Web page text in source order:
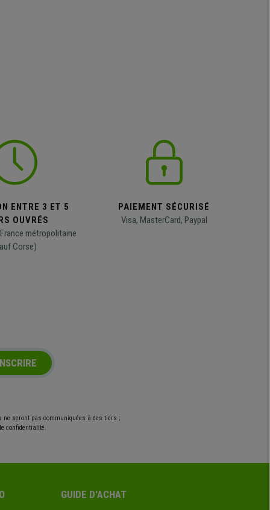
ENTRE 3 ET 5
OUVRÉS
métropolitaine
Corse)
PAIEMENT SÉCURISÉ
Visa, MasterCard, Paypal
ne seront pas communiquées à des tiers ;
confidentialité.
GUIDE D'ACHAT